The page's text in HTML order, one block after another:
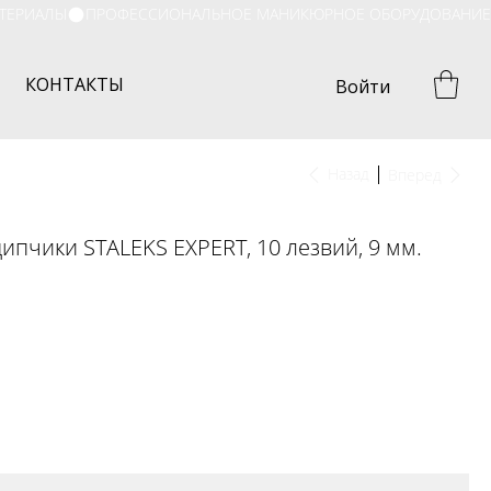
КОНТАКТЫ Войти
STALEKS EXPERT, 10 лезвий, 9 мм.